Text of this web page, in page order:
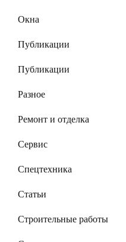
Окна
Публикации
Публикации
Разное
Ремонт и отделка
Сервис
Спецтехника
Статьи
Строительные работы